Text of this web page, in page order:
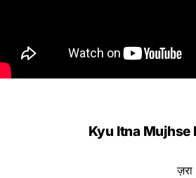
Kyu Itna Mujhse